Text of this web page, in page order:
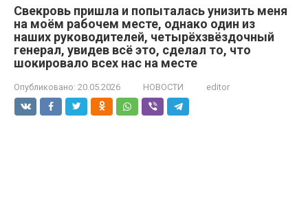
Свекровь пришла и попыталась унизить меня
на моём рабочем месте, однако один из
наших руководителей, четырёхзвёздочный
генерал, увидев всё это, сделал то, что
шокировало всех нас на месте
Опубликовано: 20.05.2026 НОВОСТИ editor